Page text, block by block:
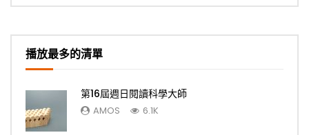
播放最多的清單
第16屆週日閱讀科學大師
AMOS 6.1K